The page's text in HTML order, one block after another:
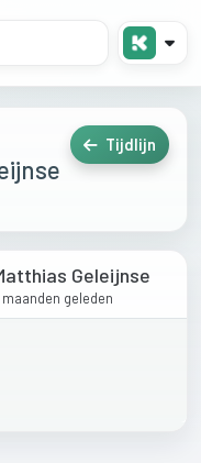
Tijdlijn
Geleijnse
maanden geleden